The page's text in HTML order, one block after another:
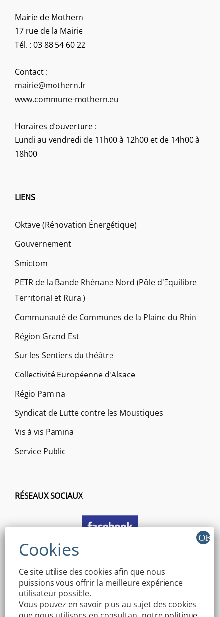
Mairie de Mothern
17 rue de la Mairie
Tél. : 03 88 54 60 22
Contact :
mairie@mothern.fr
www.commune-mothern.eu
Horaires d’ouverture :
Lundi au vendredi de 11h00 à 12h00 et de 14h00 à
18h00
LIENS
Oktave (Rénovation Énergétique)
Gouvernement
Smictom
PETR de la Bande Rhénane Nord (Pôle d'Equilibre
Territorial et Rural)
Communauté de Communes de la Plaine du Rhin
Région Grand Est
Sur les Sentiers du théâtre
Collectivité Européenne d'Alsace
Régio Pamina
Syndicat de Lutte contre les Moustiques
Vis à vis Pamina
Service Public
RÉSEAUX SOCIAUX
Ce site utilise des cookies afin que nous
puissions vous offrir la meilleure expérience
utilisateur possible.
Vous pouvez en savoir plus au sujet des cookies